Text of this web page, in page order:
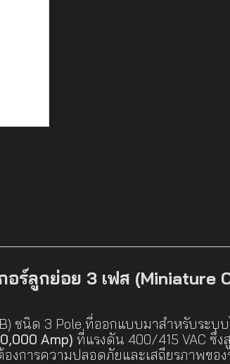
อร์ลูกย่อย 3 เฟส (Miniature
ชนิด 3 Pole ที่ออกแบบมาสำหรับร
Amp) ที่แรงดัน 400/415 VAC ซึ่
การความปลอดภัยและเสถียรภาพขอ